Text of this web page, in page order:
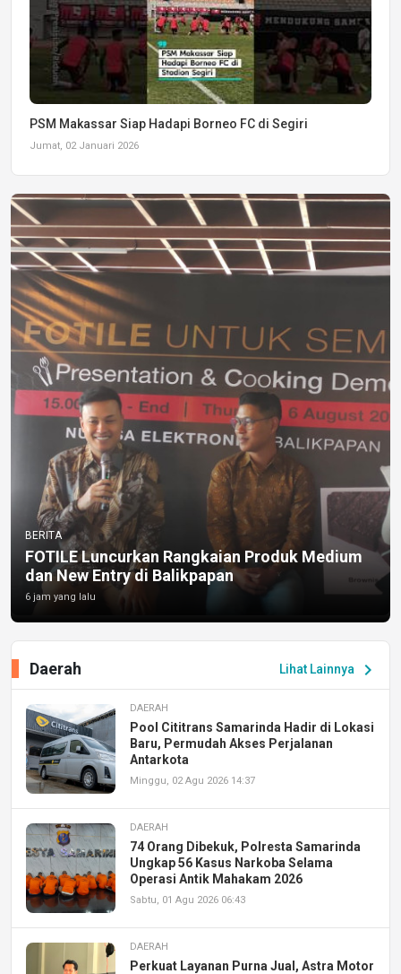
PSM Makassar Siap Hadapi Borneo FC di Segiri
Jumat, 02 Januari 2026
BERITA
FOTILE Luncurkan Rangkaian Produk Medium
dan New Entry di Balikpapan
6 jam yang lalu
Lihat Lainnya chevron_right
Daerah
DAERAH
Pool Cititrans Samarinda Hadir di Lokasi
Baru, Permudah Akses Perjalanan
Antarkota
Minggu, 02 Agu 2026 14:37
DAERAH
74 Orang Dibekuk, Polresta Samarinda
Ungkap 56 Kasus Narkoba Selama
Operasi Antik Mahakam 2026
Sabtu, 01 Agu 2026 06:43
DAERAH
Perkuat Layanan Purna Jual, Astra Motor